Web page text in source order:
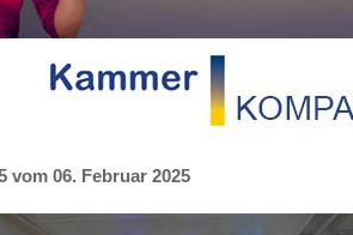
vom 06. Februar 2025